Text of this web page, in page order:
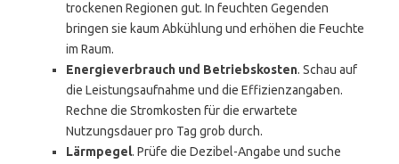
trockenen Regionen gut. In feuchten Gegenden
bringen sie kaum Abkühlung und erhöhen die Feuchte
im Raum.
Energieverbrauch und Betriebskosten. Schau auf
die Leistungsaufnahme und die Effizienzangaben.
Rechne die Stromkosten für die erwartete
Nutzungsdauer pro Tag grob durch.
Lärmpegel. Prüfe die Dezibel-Angabe und suche